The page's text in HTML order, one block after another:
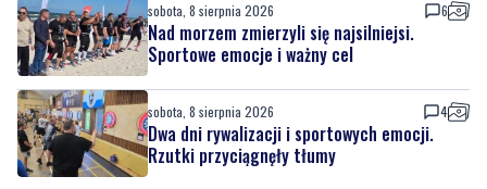
sobota, 8 sierpnia 2026 6
Nad morzem zmierzyli się najsilniejsi.
Sportowe emocje i ważny cel
sobota, 8 sierpnia 2026 4
Dwa dni rywalizacji i sportowych emocji.
Rzutki przyciągnęły tłumy